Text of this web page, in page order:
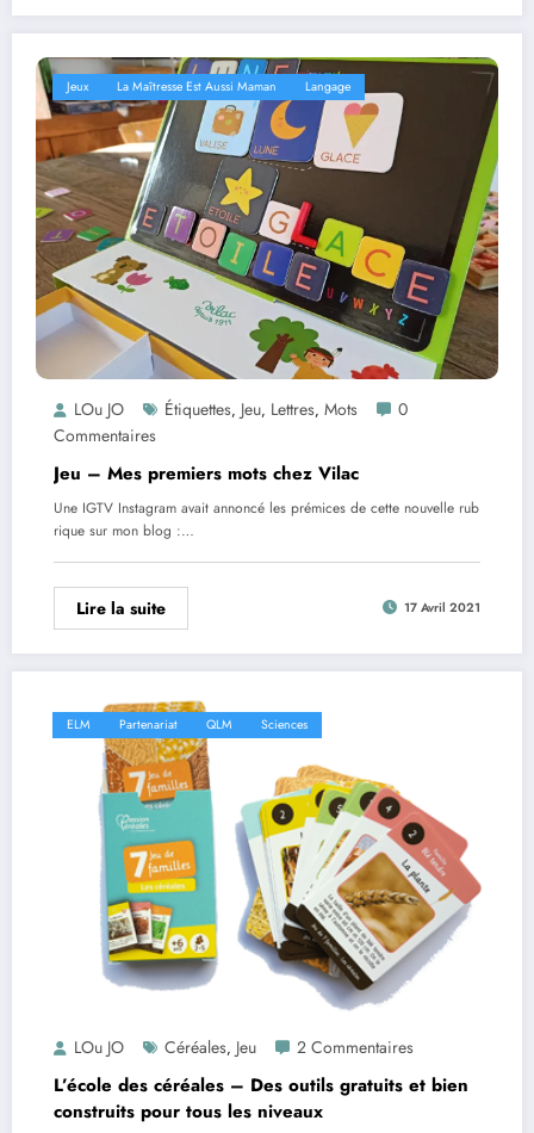
Jeux La Maîtresse Est Aussi Maman Langage
LOu JO Étiquettes, Jeu, Lettres, Mots
0
Commentaires
Jeu – Mes premiers mots chez Vilac
Une IGTV Instagram avait annoncé les prémices de cette nouvelle rub
rique sur mon blog :…
Lire la suite 17 Avril 2021
ELM Partenariat QLM Sciences
LOu JO Céréales, Jeu 2 Commentaires
L’école des céréales – Des outils gratuits et bien
construits pour tous les niveaux